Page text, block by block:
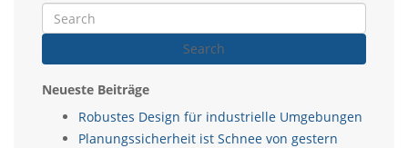
Search
Neueste Beiträge
Robustes Design für industrielle Umgebungen
Planungssicherheit ist Schnee von gestern